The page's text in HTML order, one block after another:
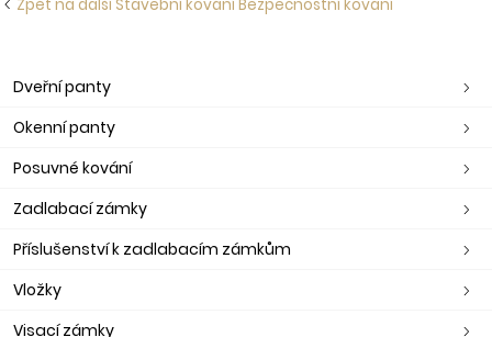
Zpět na další Stavební kování Bezpečnostní kování
Dveřní panty
Okenní panty
Posuvné kování
Zadlabací zámky
Příslušenství k zadlabacím zámkům
Vložky
Visací zámky